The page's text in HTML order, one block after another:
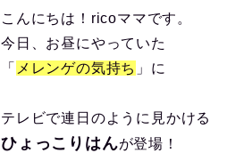
こんにちは！ricoママです。
今日、お昼にやっていた
「
メレンゲの気持ち 」に
テレビで連日のように見かける
ひょっこりはんが登場！